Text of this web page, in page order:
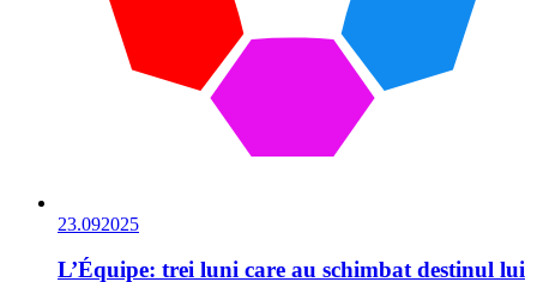
23.092025
L’Équipe: trei luni care au schimbat destinul lui